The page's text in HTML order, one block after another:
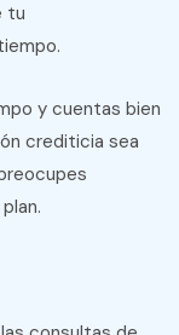
tu
y cuentas bien
crediticia sea